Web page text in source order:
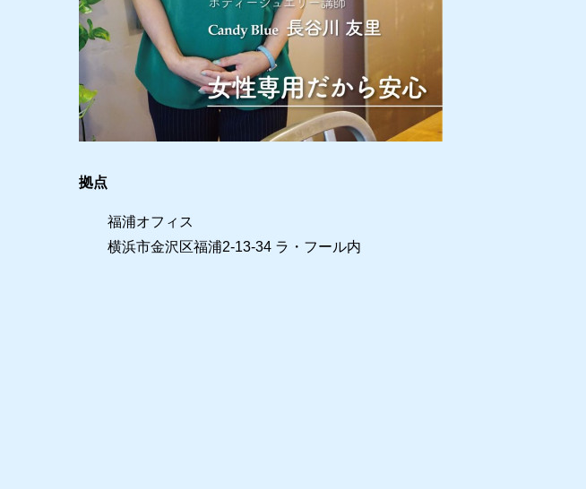
拠点
福浦オフィス
横浜市金沢区福浦2-13-34 ラ・フール内